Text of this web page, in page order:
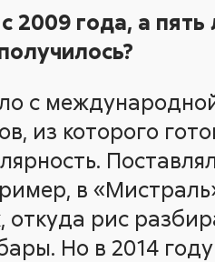
2009 года, а
с
из которого
в
откуда рис
Но в 2014